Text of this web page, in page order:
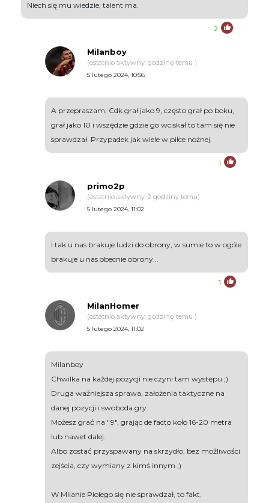
Niech się mu wiedzie, talent ma.
2
Milanboy
(ostatnio aktywny: godzinę temu )
5 lutego 2024, 10:56
A przepraszam, Cdk grał jako 9, często grał po boku,
grał jako 10 i wszędzie gdzie go wciskał to tam się nie
sprawdzał. Przypadek jak wiele w piłce nożnej.
1
primo2p
(ostatnio aktywny: 2 godziny temu)
5 lutego 2024, 11:02
I tak u nas brakuje ludzi do obrony, w sumie to w ogóle
brakuje u nas obecnie obrony...
1
MilanHomer
(ostatnio aktywny: godzinę temu )
5 lutego 2024, 11:02
Milanboy
Chwilka na każdej pozycji nie czyni tam występu ;)
Druga ważniejsza sprawa, założenia taktyczne na
danej pozycji i swoboda gry.
Możesz grać na "9", grając de facto koło 16-20 metra
lub nawet dalej.
Albo zostać przyspawany na skrzydło, bez możliwości
zejścia, czy wymiany z kimś innym ;)
W Milanie Piolego się nie sprawdzał, to fakt.